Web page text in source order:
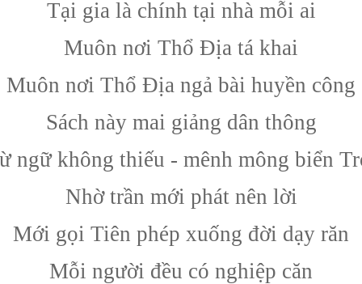
Tại gia là chính tại nhà mỗi ai
Muôn nơi Thổ Địa tá khai
Muôn nơi Thổ Địa ngả bài huyền công
Sách này mai giảng dân thông
ngữ không thiếu - mênh mông biển
Nhờ trần mới phát nên lời
Mới gọi Tiên phép xuống đời dạy răn
Mỗi người đều có nghiệp căn